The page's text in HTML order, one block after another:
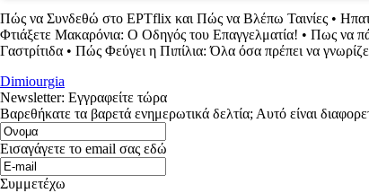
Πώς να Συνδεθώ στο ΕΡΤflix και Πώς να Βλέπω Ταινίες •
Φτιάξετε Μακαρόνια: Ο Οδηγός του Επαγγελματία! • Πως να
Γαστρίτιδα • Πώς Φεύγει η Πιπίλια: Όλα όσα πρέπει να
Dimiourgia
Newsletter: Εγγραφείτε τώρα
Βαρεθήκατε τα βαρετά ενημερωτικά δελτία; Αυτό είναι
Εισαγάγετε το email σας εδώ
Συμμετέχω